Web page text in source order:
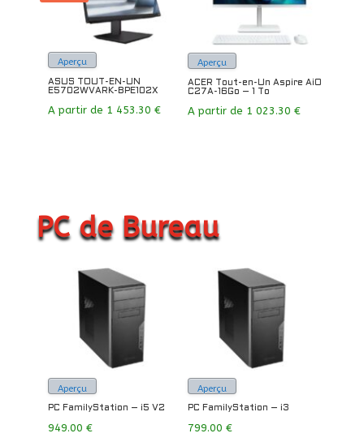
Aperçu
ACER Tout-en-Un Aspire AiO
C27A-16Go – 1 To
A partir de 1 023.30€
Aperçu
ASUS TOUT-EN-UN
E5702WVARK-BPE102X
A partir de 1 453.30€
PC de Bureau
Aperçu
PC FamilyStation – i3
799.00€
Aperçu
PC FamilyStation – i5 V2
949.00€